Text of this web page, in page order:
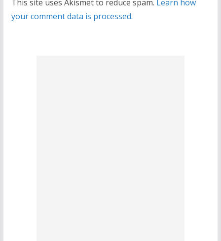
This site uses Akismet to reduce spam. Learn how
your comment data is processed.